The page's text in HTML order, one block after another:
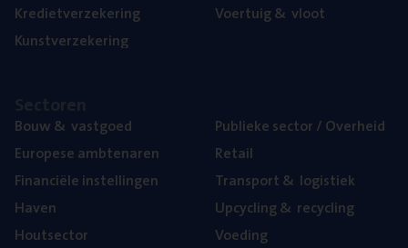
Kre­diet­ver­ze­ke­ring
Kunst­ver­ze­ke­ring
Voer­tuig& vloot
Bouw& vastgoed
Euro­pe­se ambtenaren
Finan­ci­ë­le instellingen
Haven
Hout­sec­tor
Publie­ke sec­tor / Overheid
Retail
Trans­port& logistiek
Upcy­cling& recycling
Voe­ding